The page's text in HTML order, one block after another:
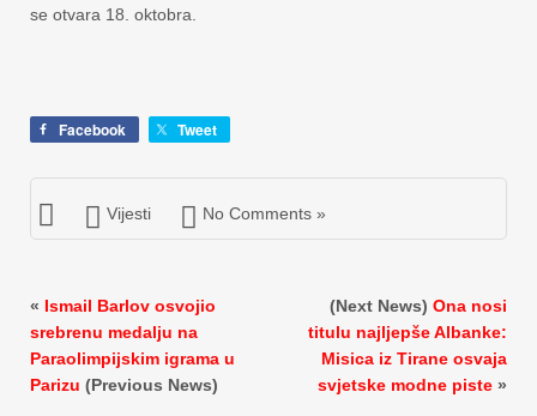
se otvara 18. oktobra.
Facebook Tweet
Vijesti No Comments »
« Ismail Barlov osvojio
srebrenu medalju na
Paraolimpijskim igrama u
Parizu (Previous News)
(Next News) Ona nosi
titulu najljepše Albanke:
Misica iz Tirane osvaja
svjetske modne piste »